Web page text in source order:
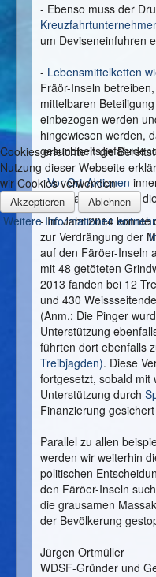
- Ebenso muss der
um Deviseneinfuhren
- Lebensmittelketten
Fräör-Inseln
mittelbaren
einbezogen werden
hingewiesen werden,
-Vor-Ort-Aktionen
Grundlagen können
- Im Jahr 2014
zur Verdrängung der
auf den Färöer-Inseln
mit 48 getöteten
2013 fanden bei 12
und 430
(Anm.: Die Pinger
Unterstützung
führten dort ebenfalls
Treibjagden). Diese
fortgesetzt, sobald mit
Unterstützung durch
Finanzierung
Parallel zu allen
werden wir weiterhin
politischen
den Färöer-Inseln
die grausamen
der Bevölkerung
Jürgen Ortmüller
WDSF-Gründer und
Cookies erleichtern die
Nutzung dieser Webseite
wir Cookies verwenden
Akzeptieren Ablehnen
Weitere Informationen